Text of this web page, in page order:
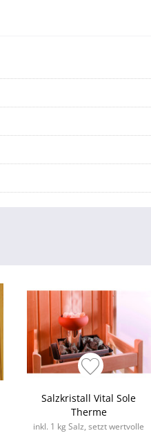
Salzkristall Vital Sole
Therme
inkl. 1 kg Salz, setzt wertvolle